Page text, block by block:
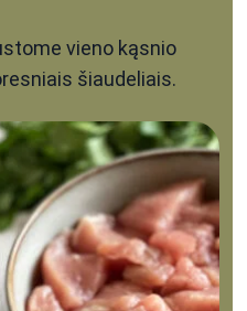
vieno kąsnio
šiaudeliais.